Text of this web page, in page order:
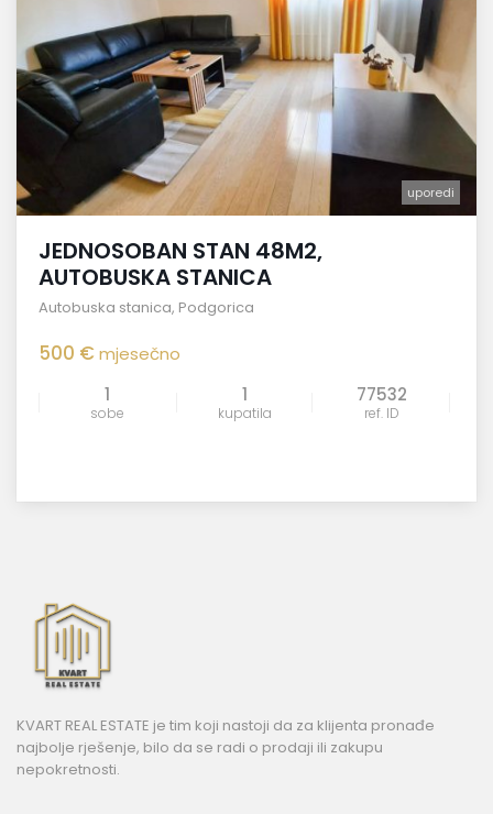
uporedi
JEDNOSOBAN STAN 48M2,
AUTOBUSKA STANICA
Autobuska stanica, Podgorica
500 €mjesečno
1
sobe
1
kupatila
77532
ref. ID
KVART REAL ESTATE je tim koji nastoji da za klijenta pronađe
najbolje rješenje, bilo da se radi o prodaji ili zakupu
nepokretnosti.